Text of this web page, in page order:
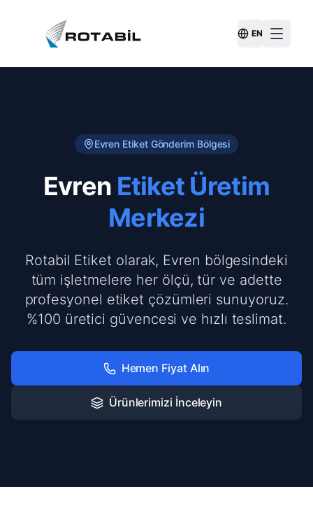
Switch
EN
Evren Etiket Gönderim Bölgesi
Evren Etiket Üretim
Merkezi
Rotabil Etiket olarak, Evren bölgesindeki
tüm işletmelere her ölçü, tür ve adette
profesyonel etiket çözümleri sunuyoruz.
%100 üretici güvencesi ve hızlı teslimat.
Hemen Fiyat Alın
Ürünlerimizi İnceleyin